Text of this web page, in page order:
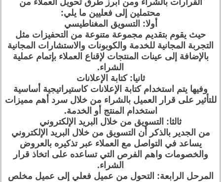
القرارات بالشراء ومن أبرز طرق تحويل العملاء من
محتملين إلى فعليين ما يلي:
أولا: التسويق المغناطيسي
حيث يقوم بتقديم مجموعة متنوعة من التحفيزات مثل
التجربة المجانية للخدمة والكوبونات والاستشارات المجانية
بالإضافة إلى عينات المنتجات لإقناع العملاء بإتمام عملية
الشراء.
ثانيا: كتابة الإعلانات
وفيها يتم استخدام كتابة الإعلانات كاستيراتيجية أساسية
للتأثير على قرار العميل بالشراء من خلال سرد أهم مميزات
استخدام المنتج أو الخدمة.
ثالثا: التسويق من خلال البريد الإلكتروني
من الجدير بالذكر أن التسويق من خلال البريد الإلكتروني
يساعد في التواصل مع العملاء عبر تذكيره بالعروض
والخصومات واهم الفرص التي تساعده على اتخاذ قرار
الشراء.
المرحل الرابعة: التحول من عميل فعلي إلى عميل مخلص